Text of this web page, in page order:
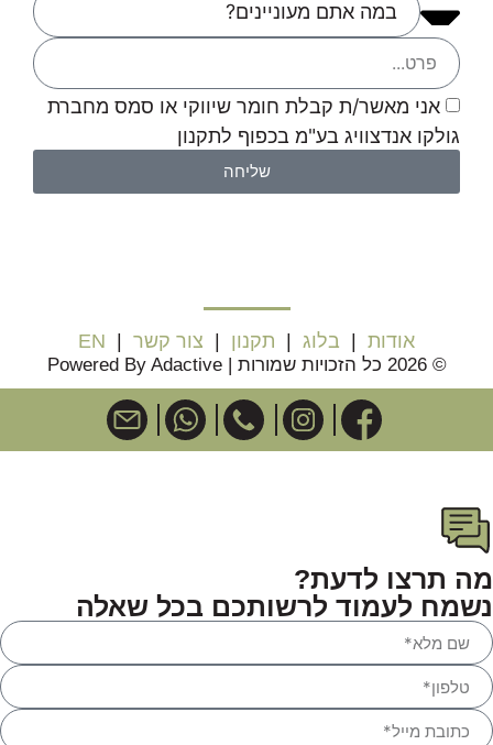
אני מאשר/ת קבלת חומר שיווקי או סמס מחברת
גולקו אנדצוויג בע"מ בכפוף לתקנון
שליחה
אודות | בלוג | תקנון | צור קשר |
EN
© 2026 כל הזכויות שמורות | Powered By Adactive
מה תרצו לדעת?
נשמח לעמוד לרשותכם בכל שאלה